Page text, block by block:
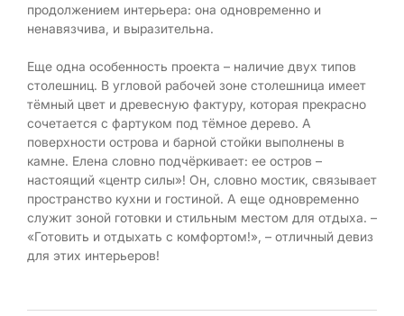
продолжением интерьера: она одновременно и
ненавязчива, и выразительна.
Еще одна особенность проекта – наличие двух типов
столешниц. В угловой рабочей зоне столешница имеет
тёмный цвет и древесную фактуру, которая прекрасно
сочетается с фартуком под тёмное дерево. А
поверхности острова и барной стойки выполнены в
камне. Елена словно подчёркивает: ее остров –
настоящий «центр силы»! Он, словно мостик, связывает
пространство кухни и гостиной. А еще одновременно
служит зоной готовки и стильным местом для отдыха. –
«Готовить и отдыхать с комфортом!», – отличный девиз
для этих интерьеров!